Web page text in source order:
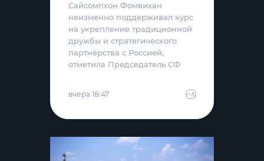
Сайсомпхон Фомвихан
неизменно поддерживал курс
на укрепление традиционной
дружбы и стратегического
партнёрства с Россией,
отметила Председатель СФ
вчера 18:47